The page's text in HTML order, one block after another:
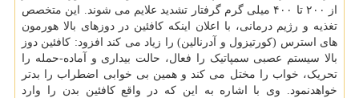
از ۲۰۰ تا ۴۰۰ میلی گرم گرفتار تشدید علایم می شوند. این متخصص
تغذیه و رژیم درمانی، با اعلان اینکه کافئین در دوزهای بالا هورمون
های استرس (کورتیزول و آدرنالین) را زیاد می کند افزود: کافئین دوز
بالا سیستم عصبی سمپاتیک را فعال، حالت بیداری و آماده-حمله را
تحریک، خواب را مختل می کند و همین بی خوابی اضطراب را بدتر
خواهدنمود. وی با اشاره به این که در واقع کافئین بدن را وارد